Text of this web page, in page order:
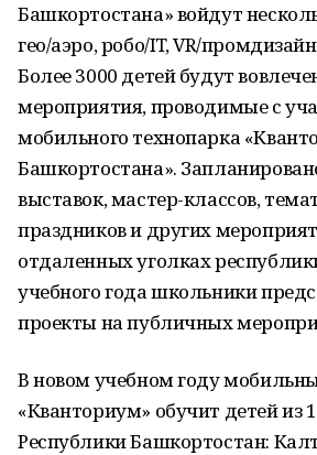
Башкортостана» войдут
гео/аэро, робо/IT, VR/
Более 3000 детей будут
мероприятия, проводимые с
мобильного технопарка
Башкортостана».
выставок, мастер-классов,
праздников и других
отдаленных уголках
учебного года школьники
проекты на публичных
В новом учебном году
«Кванториум» обучит детей из
Республики Башкортостан: